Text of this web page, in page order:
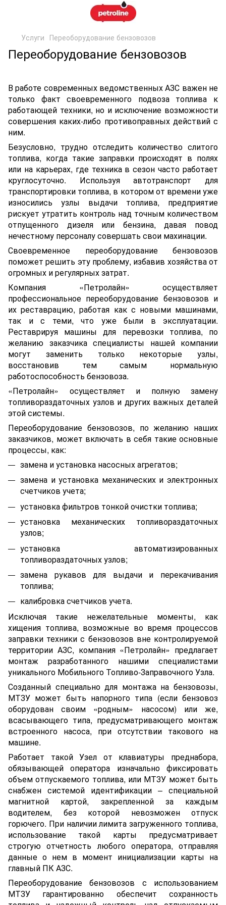
Услуги Переоборудование бензовозов
Переоборудование бензовозов
В работе современных ведомственных АЗС важен не
только факт своевременного подвоза топлива к
работающей техники, но и исключение возможности
совершения каких-либо противоправных действий с
ним.
Безусловно, трудно отследить количество слитого
топлива, когда такие заправки происходят в полях
или на карьерах, где техника в сезон часто работает
круглосуточно. Используя автотранспорт для
транспортировки топлива, в котором от времени уже
износились узлы выдачи топлива, предприятие
рискует утратить контроль над точным количеством
отпущенного дизеля или бензина, давая повод
нечестному персоналу совершать свои махинации.
Своевременное переоборудование бензовозов
поможет решить эту проблему, избавив хозяйства от
огромных и регулярных затрат.
Компания «Петролайн» осуществляет
профессиональное переоборудование бензовозов и
их реставрацию, работая как с новыми машинами,
так и с теми, что уже были в эксплуатации.
Реставрируя машины для перевозки топлива, по
желанию заказчика специалисты нашей компании
могут заменить только некоторые узлы,
восстановив тем самым нормальную
работоспособность бензовоза.
«Петролайн» осуществляет и полную замену
топливораздаточных узлов и других важных деталей
этой системы.
Переоборудование бензовозов, по желанию наших
заказчиков, может включать в себя такие основные
процессы, как:
замена и установка насосных агрегатов;
замена и установка механических и электронных
счетчиков учета;
установка фильтров тонкой очистки топлива;
установка механических топливораздаточных
узлов;
установка автоматизированных
топливораздаточных узлов;
замена рукавов для выдачи и перекачивания
топлива;
калибровка счетчиков учета.
Исключая такие нежелательные моменты, как
хищения топлива, возможные во время процессов
заправки техники с бензовозов вне контролируемой
территории АЗС, компания «Петролайн» предлагает
монтаж разработанного нашими специалистами
уникального Мобильного Топливо-Заправочного Узла.
Созданный специально для монтажа на бензовозы,
МТЗУ может быть напорного типа (если бензовоз
оборудован своим «родным» насосом) или же,
всасывающего типа, предусматривающего монтаж
встроенного насоса, при отсутствии такового на
машине.
Работает такой Узел от клавиатуры преднабора,
обязывающей оператора изначально фиксировать
объем отпускаемого топлива, или МТЗУ может быть
снабжен системой идентификации – специальной
магнитной картой, закрепленной за каждым
водителем, без которой невозможен отпуск
горючего. При наличии лимита загруженного топлива,
использование такой карты предусматривает
строгую отчетность любого оператора, отправляя
данные о нем в момент инициализации карты на
главный ПК АЗС.
Переоборудование бензовозов с использованием
МТЗУ гарантированно обеспечит сохранность